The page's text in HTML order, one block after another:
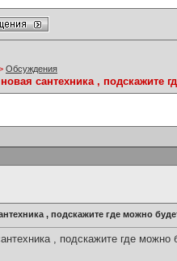
Обсуждения
сантехника , подскажите
, подскажите где можно
, подскажите где можно